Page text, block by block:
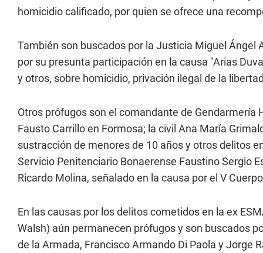
homicidio calificado, por quien se ofrece una
También son buscados por la Justicia Miguel Ángel
por su presunta participación en la causa "Arias
y otros, sobre homicidio, privación ilegal de la
Otros prófugos son el comandante de
Fausto Carrillo en Formosa; la civil Ana María
sustracción de menores de 10 años y otros delitos
Servicio Penitenciario Bonaerense Faustino Sergio
Ricardo Molina, señalado en la causa por el V
En las causas por los delitos cometidos en la ex
Walsh) aún permanecen prófugos y son buscados
de la Armada, Francisco Armando Di Paola y Jorge